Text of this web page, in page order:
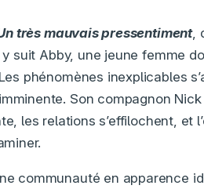
très mauvais pressentiment,
suit Abby, une jeune femme
phénomènes inexplicables
Son compagnon
les relations s’effilochent, et
communauté en apparence